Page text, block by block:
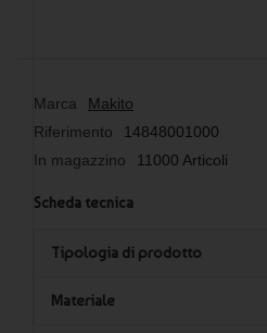
Marca
Makito
Riferimento
14848001000
In magazzino
11000 Articoli
Scheda tecnica
Tipologia di prodotto
Materiale